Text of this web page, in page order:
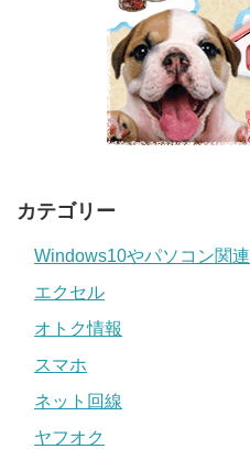
カテゴリー
Windows10やパソコン関連
エクセル
オトク情報
スマホ
ネット回線
ヤフオク